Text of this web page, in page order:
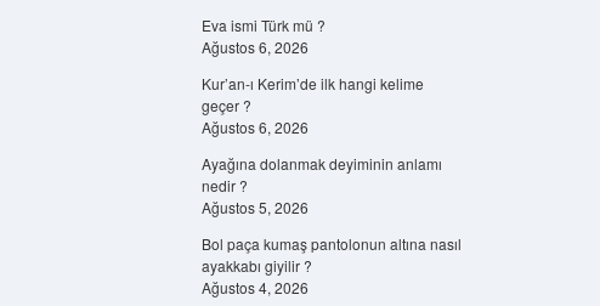
Eva ismi Türk mü ?
Ağustos 6, 2026
Kur’an-ı Kerim’de ilk hangi kelime
geçer ?
Ağustos 6, 2026
Ayağına dolanmak deyiminin anlamı
nedir ?
Ağustos 5, 2026
Bol paça kumaş pantolonun altına nasıl
ayakkabı giyilir ?
Ağustos 4, 2026